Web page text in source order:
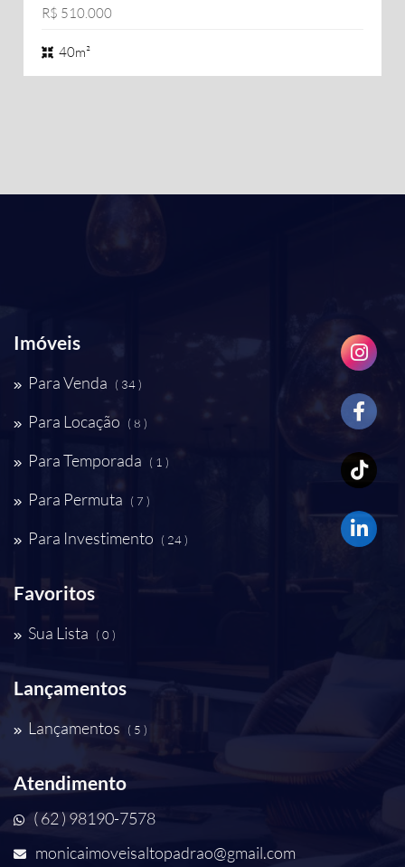
R$ 510.000
40m²
Imóveis
Para Venda ( 34 )
Para Locação ( 8 )
Para Temporada ( 1 )
Para Permuta ( 7 )
Para Investimento ( 24 )
Favoritos
Sua Lista ( 0 )
Lançamentos
Lançamentos ( 5 )
Atendimento
( 62 ) 98190-7578
monicaimoveisaltopadrao@gmail.com